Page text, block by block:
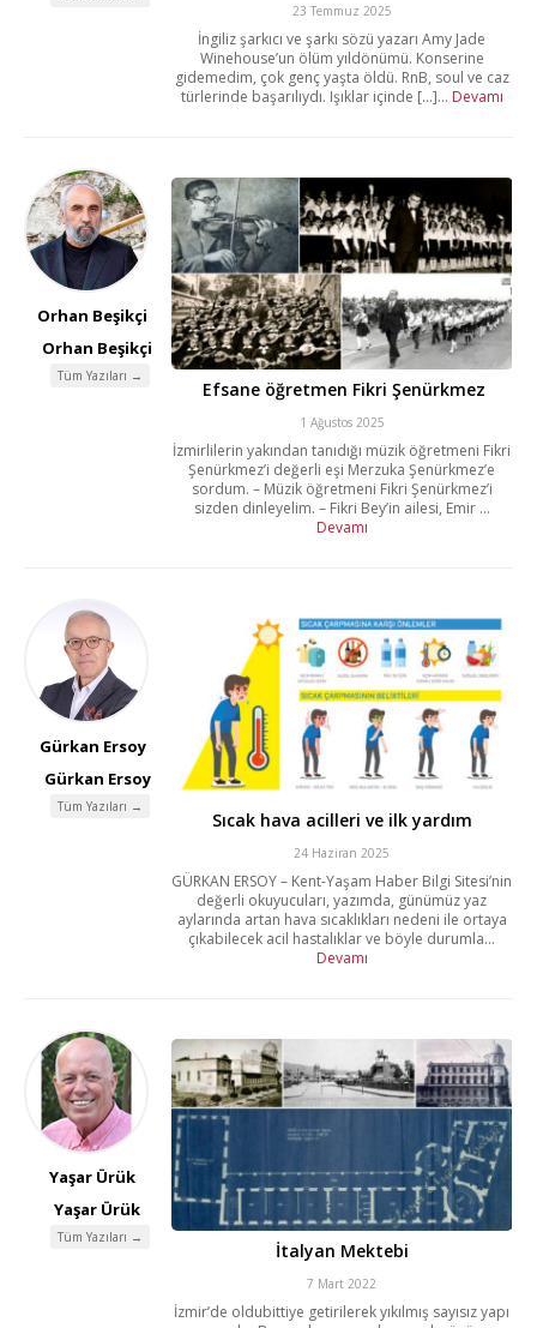
23 Temmuz 2025
İngiliz şarkıcı ve şarkı sözü yazarı Amy Jade
Winehouse’un ölüm yıldönümü. Konserine
gidemedim, çok genç yaşta öldü. RnB, soul ve caz
türlerinde başarılıydı. Işıklar içinde [...]... Devamı
Orhan Beşikçi
Orhan Beşikçi
Tüm Yazıları →
Efsane öğretmen Fikri Şenürkmez
1 Ağustos 2025
İzmirlilerin yakından tanıdığı müzik öğretmeni Fikri
Şenürkmez’i değerli eşi Merzuka Şenürkmez’e
sordum. – Müzik öğretmeni Fikri Şenürkmez’i
sizden dinleyelim. – Fikri Bey’in ailesi, Emir ...
Devamı
Gürkan Ersoy
Gürkan Ersoy
Tüm Yazıları →
Sıcak hava acilleri ve ilk yardım
24 Haziran 2025
GÜRKAN ERSOY – Kent-Yaşam Haber Bilgi Sitesi’nin
değerli okuyucuları, yazımda, günümüz yaz
aylarında artan hava sıcaklıkları nedeni ile ortaya
çıkabilecek acil hastalıklar ve böyle durumla...
Devamı
Yaşar Ürük
Yaşar Ürük
Tüm Yazıları →
İtalyan Mektebi
7 Mart 2022
İzmir’de oldubittiye getirilerek yıkılmış sayısız yapı